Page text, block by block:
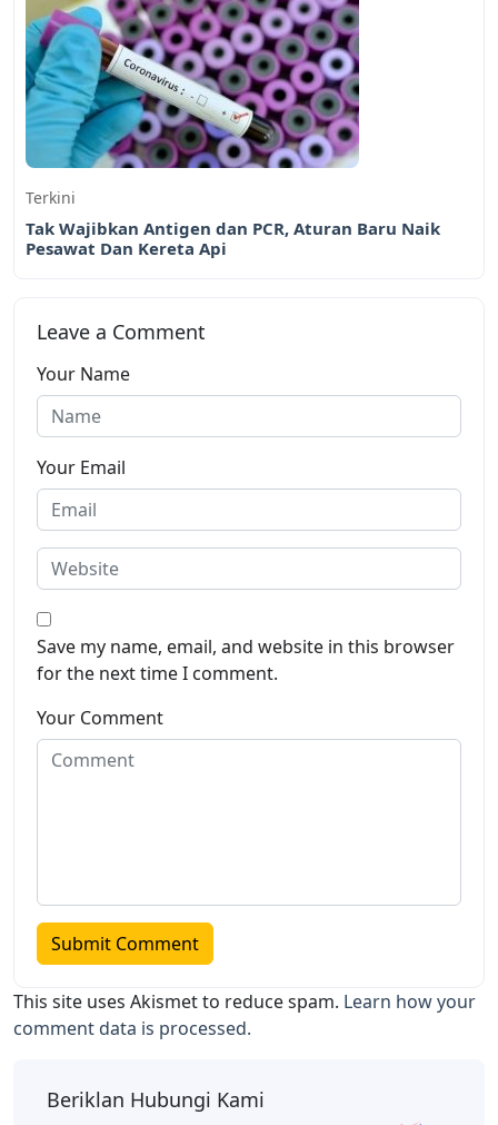
Terkini
Tak Wajibkan Antigen dan PCR, Aturan Baru Naik
Pesawat Dan Kereta Api
Leave a Comment
Your Name
Your Email
Save my name, email, and website in this browser
for the next time I comment.
Your Comment
This site uses Akismet to reduce spam. Learn how your
comment data is processed.
Beriklan Hubungi Kami